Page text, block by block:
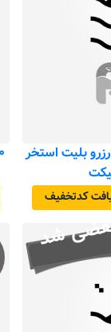
بلیت استخر
کد‌تخفیف
شد